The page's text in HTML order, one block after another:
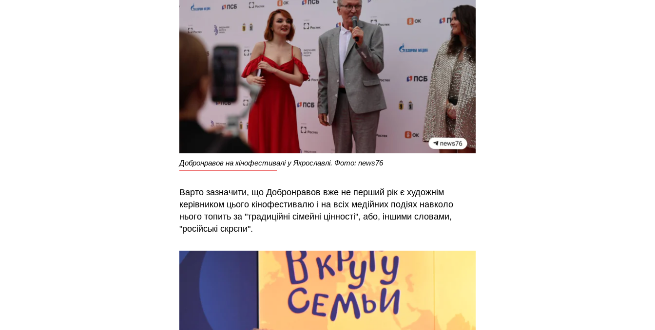
Добронравов на кінофестивалі у Якрославлі. Фото: news76
Варто зазначити, що Добронравов вже не перший рік є художнім
керівником цього кінофестивалю і на всіх медійних подіях навколо
нього топить за "традиційні сімейні цінності", або, іншими словами,
"російські скрєпи".